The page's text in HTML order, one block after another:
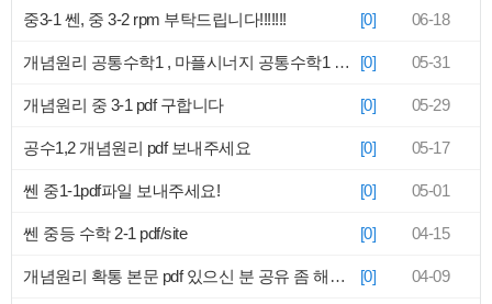
중3-1 쎈, 중 3-2 rpm 부탁드립니다!!!!!!! [0] 06-18
개념원리 공통수학1 , 마플시너지 공통수학1 pdf좀 보내주세요 ㅠㅠ [0] 05-31
개념원리 중 3-1 pdf 구합니다 [0] 05-29
공수1,2 개념원리 pdf 보내주세요 [0] 05-17
쎈 중1-1pdf파일 보내주세요! [0] 05-01
쎈 중등 수학 2-1 pdf/site [0] 04-15
개념원리 확통 본문 pdf 있으신 분 공유 좀 해주세요 ㅠㅠ!! [0] 04-09